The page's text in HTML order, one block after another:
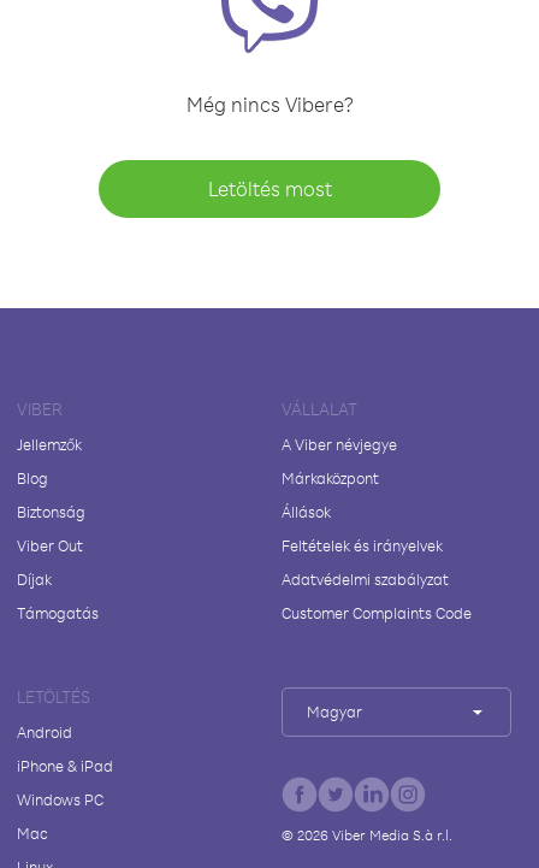
Még nincs Vibere?
Letöltés most
VIBER
Jellemzők
Blog
Biztonság
Viber Out
Díjak
Támogatás
VÁLLALAT
A Viber névjegye
Márkaközpont
Állások
Feltételek és irányelvek
Adatvédelmi szabályzat
Customer Complaints Code
LETÖLTÉS
Android
iPhone & iPad
Windows PC
Mac
Magyar
© 2026Viber Media S.à r.l.